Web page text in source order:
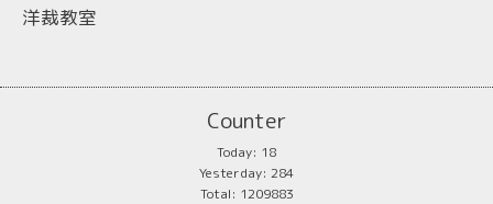
洋裁教室
Counter
Today: 18
Yesterday: 284
Total: 1209883